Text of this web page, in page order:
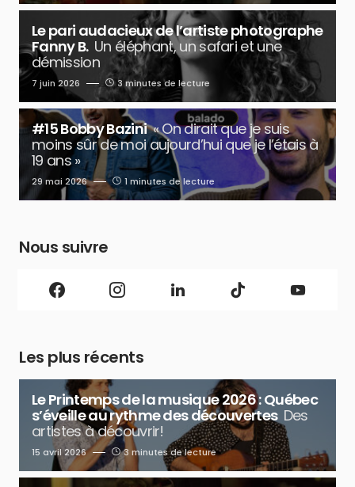
Le pari audacieux de l’artiste photographe
Fanny B. Un éléphant, un safari et une
démission
7 juin 2026 3 minutes de lecture
#15 Bobby Bazini « On dirait que je suis
moins sûr de moi aujourd’hui que je l’étais à
19 ans »
29 mai 2026 1 minutes de lecture
Nous suivre
Les plus récents
Le Printemps de la musique 2026 : Québec
s’éveille au rythme des découvertes Des
artistes à découvrir!
15 avril 2026 3 minutes de lecture